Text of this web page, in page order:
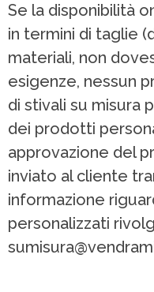
Se la disponibilità
in termini di taglie
materiali, non
esigenze, nessun
di stivali su misura
dei prodotti
approvazione del
inviato al cliente
informazione
personalizzati